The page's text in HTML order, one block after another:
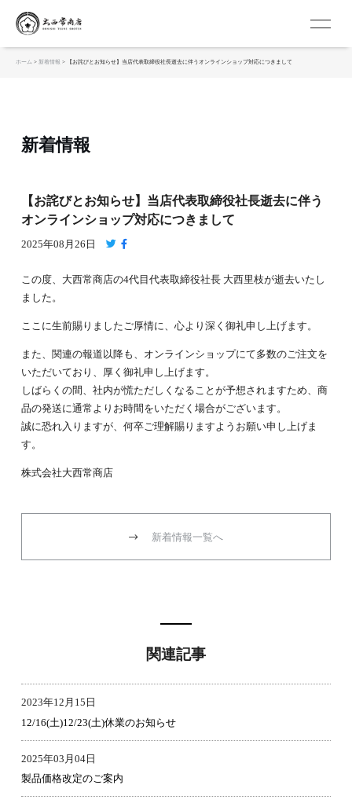
ホーム > 新着情報 > 【お詫びとお知らせ】当店代表取締役社長逝去に伴うオンラインショップ対応につきまして
新着情報
【お詫びとお知らせ】当店代表取締役社長逝去に伴う
オンラインショップ対応につきまして
2025年08月26日
この度、大西常商店の4代目代表取締役社長 大西里枝が逝去いたし
ました。
ここに生前賜りましたご厚情に、心より深く御礼申し上げます。
また、関連の報道以降も、オンラインショップにて多数のご注文を
いただいており、厚く御礼申し上げます。
しばらくの間、社内が慌ただしくなることが予想されますため、商
品の発送に通常よりお時間をいただく場合がございます。
誠に恐れ入りますが、何卒ご理解賜りますようお願い申し上げま
す。
株式会社大西常商店
新着情報一覧へ
関連記事
2023年12月15日
12/16(土)12/23(土)休業のお知らせ
2025年03月04日
製品価格改定のご案内